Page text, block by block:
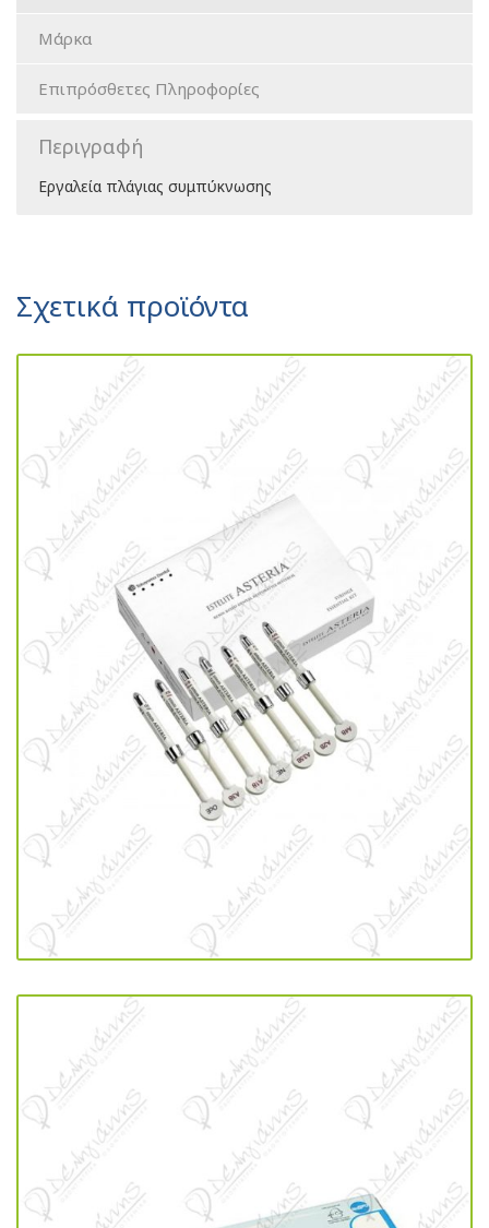
Μάρκα
Επιπρόσθετες Πληροφορίες
Περιγραφή
Εργαλεία πλάγιας συμπύκνωσης
Σχετικά προϊόντα